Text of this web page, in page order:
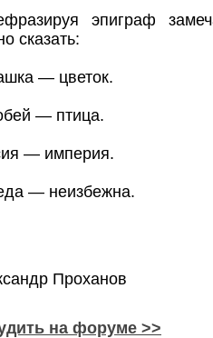
эпиграф
сказать:
— цветок.
— птица.
— империя.
— неизбежна.
Проханов
на форуме >>